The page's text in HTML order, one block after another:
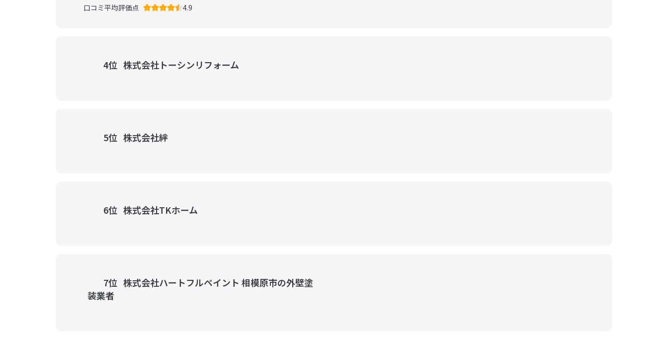
口コミ平均評価点
4.9
4位 株式会社トーシンリフォーム
5位 株式会社絆
6位 株式会社TKホーム
7位 株式会社ハートフルペイント 相模原市の外壁塗
装業者